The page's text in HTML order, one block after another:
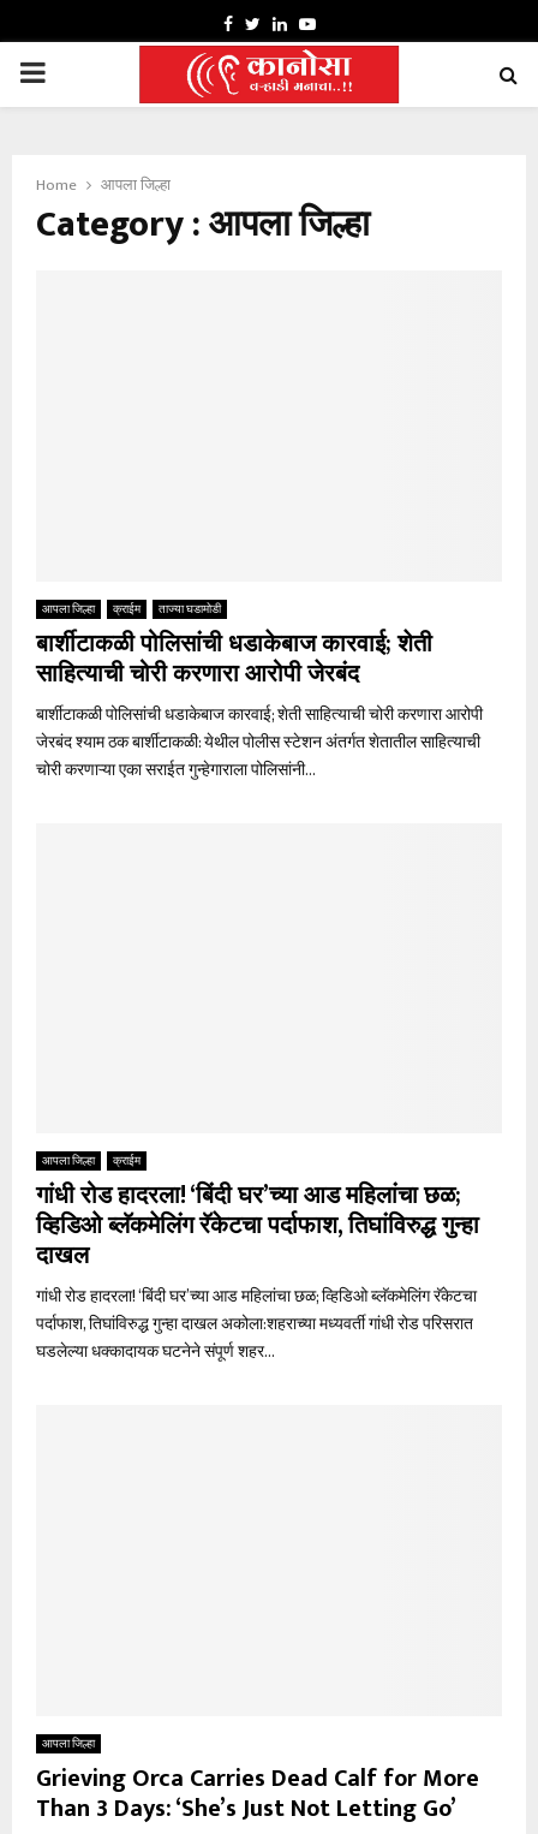
FACEBOOK
TWITTER
LINKEDINYOUTUBE
PRIMARY
Home आपला जिल्हा
Category : आपला जिल्हा
आपला जिल्हा क्राईम ताज्या घडामोडी
बार्शीटाकळी पोलिसांची धडाकेबाज कारवाई; शेती
साहित्याची चोरी करणारा आरोपी जेरबंद
बार्शीटाकळी पोलिसांची धडाकेबाज कारवाई; शेती साहित्याची चोरी करणारा आरोपी
जेरबंद श्याम ठक बार्शीटाकळी: येथील पोलीस स्टेशन अंतर्गत शेतातील साहित्याची
चोरी करणाऱ्या एका सराईत गुन्हेगाराला पोलिसांनी...
आपला जिल्हा क्राईम
गांधी रोड हादरला! ‘बिंदी घर’च्या आड महिलांचा छळ;
व्हिडिओ ब्लॅकमेलिंग रॅकेटचा पर्दाफाश, तिघांविरुद्ध गुन्हा
दाखल
गांधी रोड हादरला! ‘बिंदी घर’च्या आड महिलांचा छळ; व्हिडिओ ब्लॅकमेलिंग रॅकेटचा
पर्दाफाश, तिघांविरुद्ध गुन्हा दाखल अकोला:शहराच्या मध्यवर्ती गांधी रोड परिसरात
घडलेल्या धक्कादायक घटनेने संपूर्ण शहर...
आपला जिल्हा
Grieving Orca Carries Dead Calf for More
Than 3 Days: ‘She’s Just Not Letting Go’